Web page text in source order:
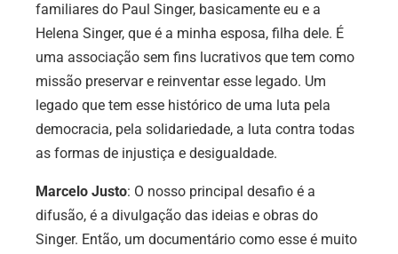
familiares do Paul Singer, basicamente eu e a
Helena Singer, que é a minha esposa, filha dele. É
uma associação sem fins lucrativos que tem como
missão preservar e reinventar esse legado. Um
legado que tem esse histórico de uma luta pela
democracia, pela solidariedade, a luta contra todas
as formas de injustiça e desigualdade.
Marcelo Justo: O nosso principal desafio é a
difusão, é a divulgação das ideias e obras do
Singer. Então, um documentário como esse é muito